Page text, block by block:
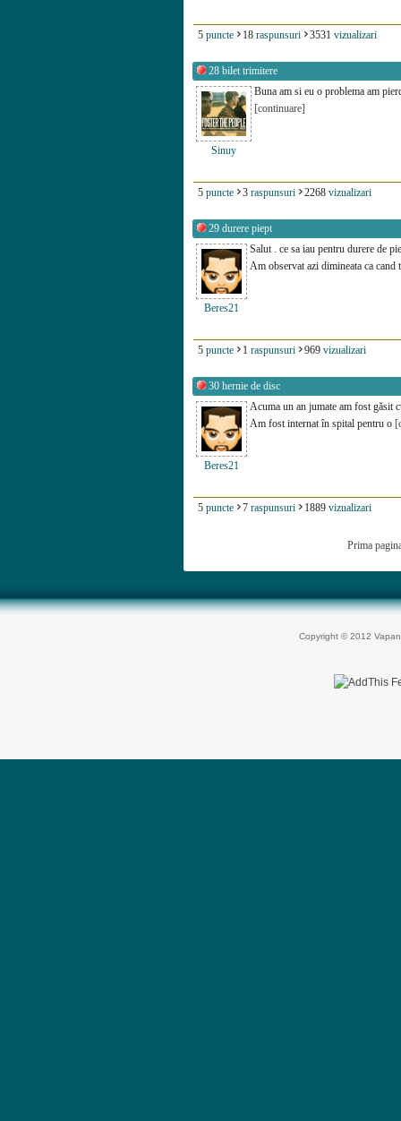
5 puncte 18 raspunsuri 3531 vizualizari
28 bilet trimitere
Sinuy
Buna am si eu o problema am
[continuare]
5 puncte 3 raspunsuri 2268 vizualizari
29 durere piept
Beres21
Salut . ce sa iau pentru durere de
Am observat azi dimineata ca
5 puncte 1 raspunsuri 969 vizualizari
30 hernie de disc
Beres21
Acuma un an jumate am fost găsit
Am fost internat în spital pentru o
5 puncte 7 raspunsuri 1889 vizualizari
Prima
Copyright © 2012